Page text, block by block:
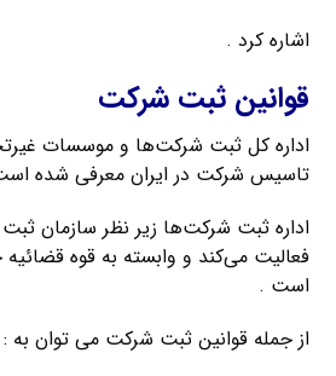
اشاره کرد .
قوانین ثبت شرکت
اداره کل ثبت شرکت‌ها و موسسات
تاسیس شرکت در ایران معرفی شده
اداره ثبت شرکت‌ها زیر نظر سازمان
فعالیت می‌کند و وابسته به قوه
است .
از جمله قوانین ثبت شرکت می توان به :